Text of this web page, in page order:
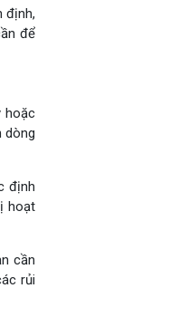
định,
để
hoặc
dòng
định
hoạt
cần
rủi